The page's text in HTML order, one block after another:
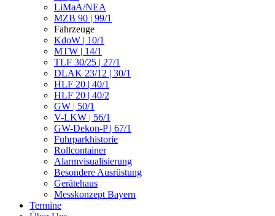
LiMaA/NEA
MZB 90 | 99/1
Fahrzeuge
KdoW | 10/1
MTW | 14/1
TLF 30/25 | 27/1
DLAK 23/12 | 30/1
HLF 20 | 40/1
HLF 20 | 40/2
GW | 50/1
V-LKW | 56/1
GW-Dekon-P | 67/1
Fuhrparkhistorie
Rollcontainer
Alarmvisualisierung
Besondere Ausrüstung
Gerätehaus
Messkonzept Bayern
Termine